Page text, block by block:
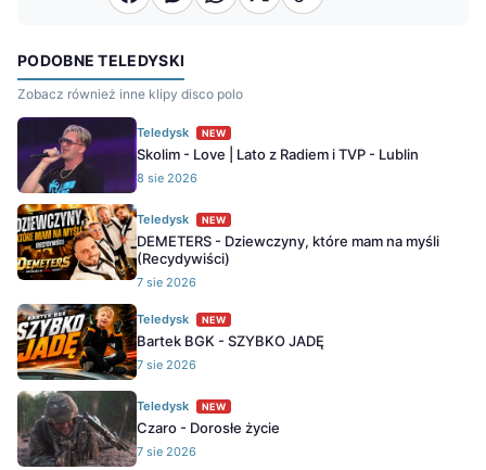
PODOBNE TELEDYSKI
Zobacz również inne klipy disco polo
Teledysk NEW
Skolim - Love | Lato z Radiem i TVP - Lublin
8 sie 2026
Teledysk NEW
DEMETERS - Dziewczyny, które mam na myśli
(Recydywiści)
7 sie 2026
Teledysk NEW
Bartek BGK - SZYBKO JADĘ
7 sie 2026
Teledysk NEW
Czaro - Dorosłe życie
7 sie 2026